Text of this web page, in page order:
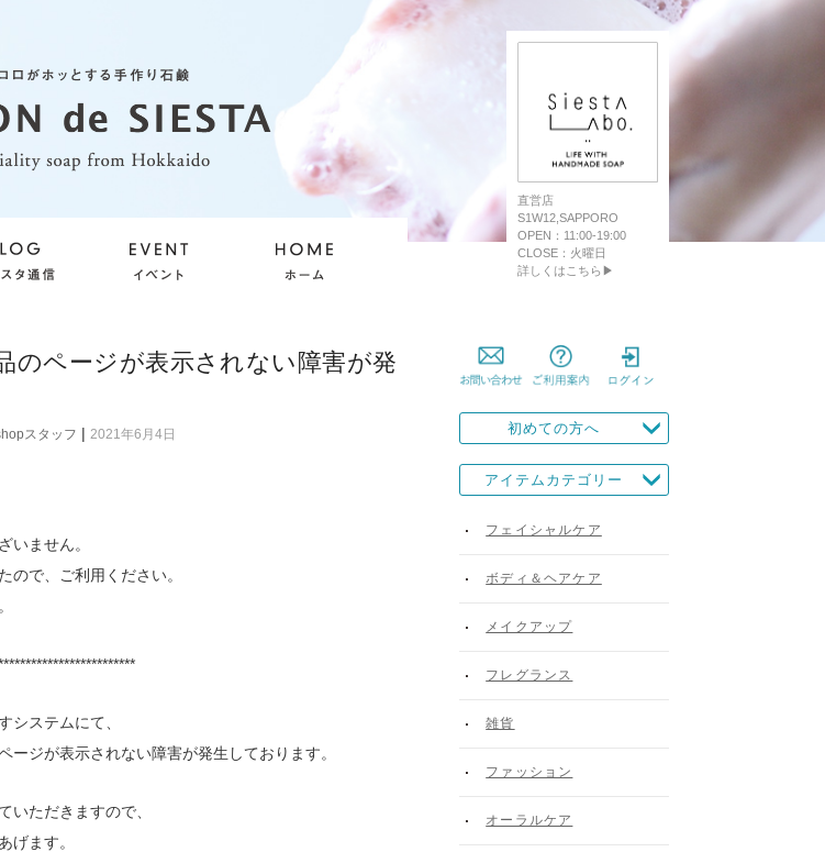
直営店
S1W12,SAPPORO
OPEN：11:00-19:00
CLOSE：火曜日
詳しくはこちら▶
のページが表示されない障害が発
スタッフ | 2021年6月4日
いません。
ので、ご利用ください。
システムにて、
ージが表示されない障害が発生しております。
いただきますので、
げます。
初めての方へ
アイテムカテゴリー
フェイシャルケア
ボディ＆ヘアケア
メイクアップ
フレグランス
雑貨
ファッション
オーラルケア